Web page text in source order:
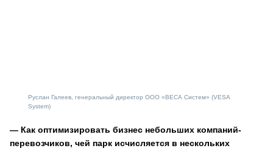
Руслан Галеев, генеральный директор ООО «ВЕСА Систем» (VESA
System)
— Как оптимизировать бизнес небольших компаний-
перевозчиков, чей парк исчисляется в нескольких